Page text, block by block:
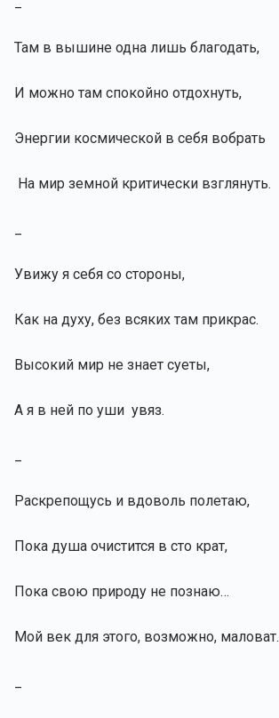
Там в вышине одна лишь благодать,
И можно там спокойно отдохнуть,
Энергии космической в себя вобрать
На мир земной критически взглянуть.
Увижу я себя со стороны,
Как на духу, без всяких там прикрас.
Высокий мир не знает суеты,
А я в ней по уши увяз.
Раскрепощусь и вдоволь полетаю,
Пока душа очистится в сто крат,
Пока свою природу не познаю…
Мой век для этого, возможно, маловат.